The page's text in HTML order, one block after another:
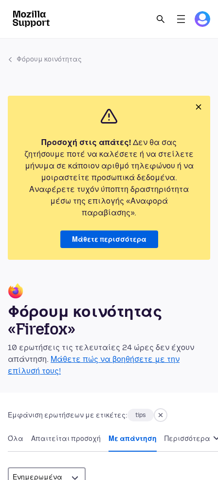
Φόρουμ κοινότητας
Προσοχή στις απάτες! Δεν θα σας
ζητήσουμε ποτέ να καλέσετε ή να στείλετε
μήνυμα σε κάποιον αριθμό τηλεφώνου ή να
μοιραστείτε προσωπικά δεδομένα.
Αναφέρετε τυχόν ύποπτη δραστηριότητα
μέσω της επιλογής «Αναφορά
παραβίασης».
Μάθετε περισσότερα
Φόρουμ κοινότητας
«Firefox»
10 ερωτήσεις τις τελευταίες 24 ώρες δεν έχουν
απάντηση. Μάθετε πώς να βοηθήσετε με την
επίλυσή τους!
Εμφάνιση ερωτήσεων με ετικέτες: tips
Όλα Απαιτείται προσοχή Με απάντηση Περισσότερα